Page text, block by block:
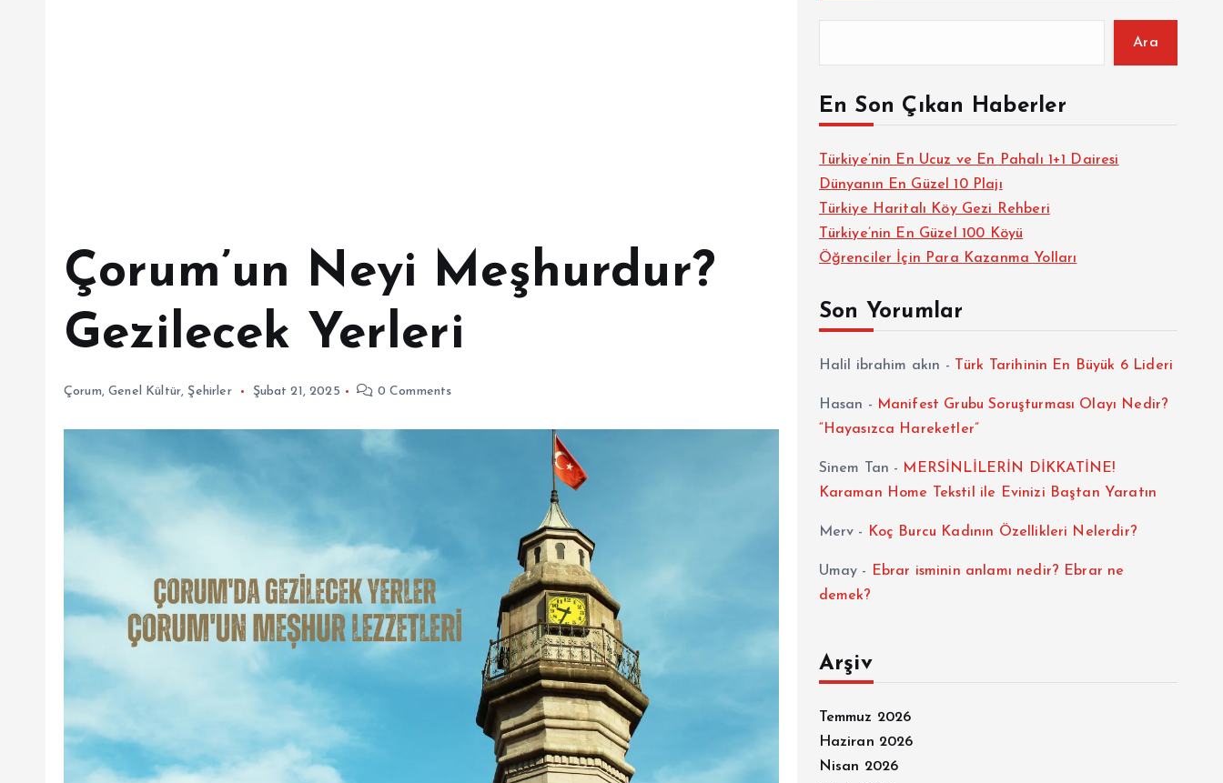
Çorum’un Neyi Meşhurdur?
Gezilecek Yerleri
Çorum,Genel Kültür, Şehirler Şubat 21, 2025 0 Comments
Ara
En Son Çıkan Haberler
Türkiye’nin En Ucuz ve En Pahalı 1+1 Dairesi
Dünyanın En Güzel 10 Plajı
Türkiye Haritalı Köy Gezi Rehberi
Türkiye’nin En Güzel 100 Köyü
Öğrenciler İçin Para Kazanma Yolları
Son Yorumlar
Halil ibrahim akın - Türk Tarihinin En Büyük 6 Lideri
Hasan - Manifest Grubu Soruşturması Olayı Nedir?
“Hayasızca Hareketler”
Sinem Tan - MERSİNLİLERİN DİKKATİNE!
Karaman Home Tekstil ile Evinizi Baştan Yaratın
Merv - Koç Burcu Kadının Özellikleri Nelerdir?
Umay -
Ebrar isminin anlamı nedir? Ebrar ne
demek?
Arşiv
Temmuz 2026
Haziran 2026
Nisan 2026